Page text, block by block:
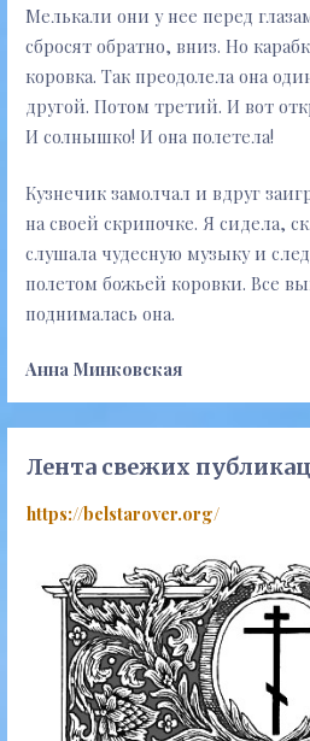
Мелькали они у нее перед
сбросят обратно, вниз. Но
коровка. Так преодолела она
другой. Потом третий. И вот
И солнышко! И она полетела!
Кузнечик замолчал и вдруг
на своей скрипочке. Я сидела,
слушала чудесную музыку и
полетом божьей коровки. Все
поднималась она.
Анна Минковская
Лента свежих
https://belstarover.org/